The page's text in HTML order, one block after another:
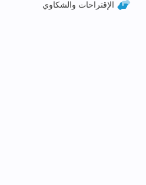
الإقتراحات والشكاوي